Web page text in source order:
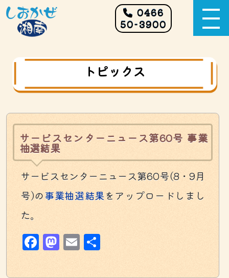
0466
50-3900
トピックス
サービスセンターニュース第60号 事業
抽選結果
サービスセンターニュース第60号(8・9月
号)の事業抽選結果をアップロードしまし
た。
Facebook
Mastodon
Email